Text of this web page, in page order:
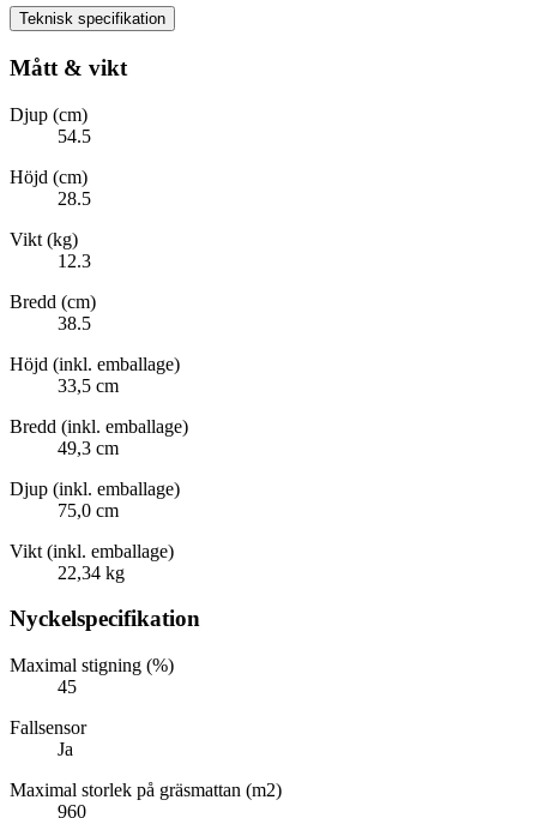
Teknisk specifikation
Mått & vikt
Djup (cm)
54.5
Höjd (cm)
28.5
Vikt (kg)
12.3
Bredd (cm)
38.5
Höjd (inkl. emballage)
33,5 cm
Bredd (inkl. emballage)
49,3 cm
Djup (inkl. emballage)
75,0 cm
Vikt (inkl. emballage)
22,34 kg
Nyckelspecifikation
Maximal stigning (%)
45
Fallsensor
Ja
Maximal storlek på gräsmattan (m2)
960